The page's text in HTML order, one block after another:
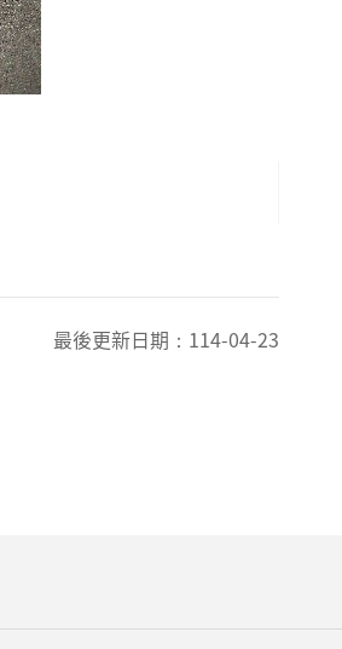
最後更新日期： 114-04-23